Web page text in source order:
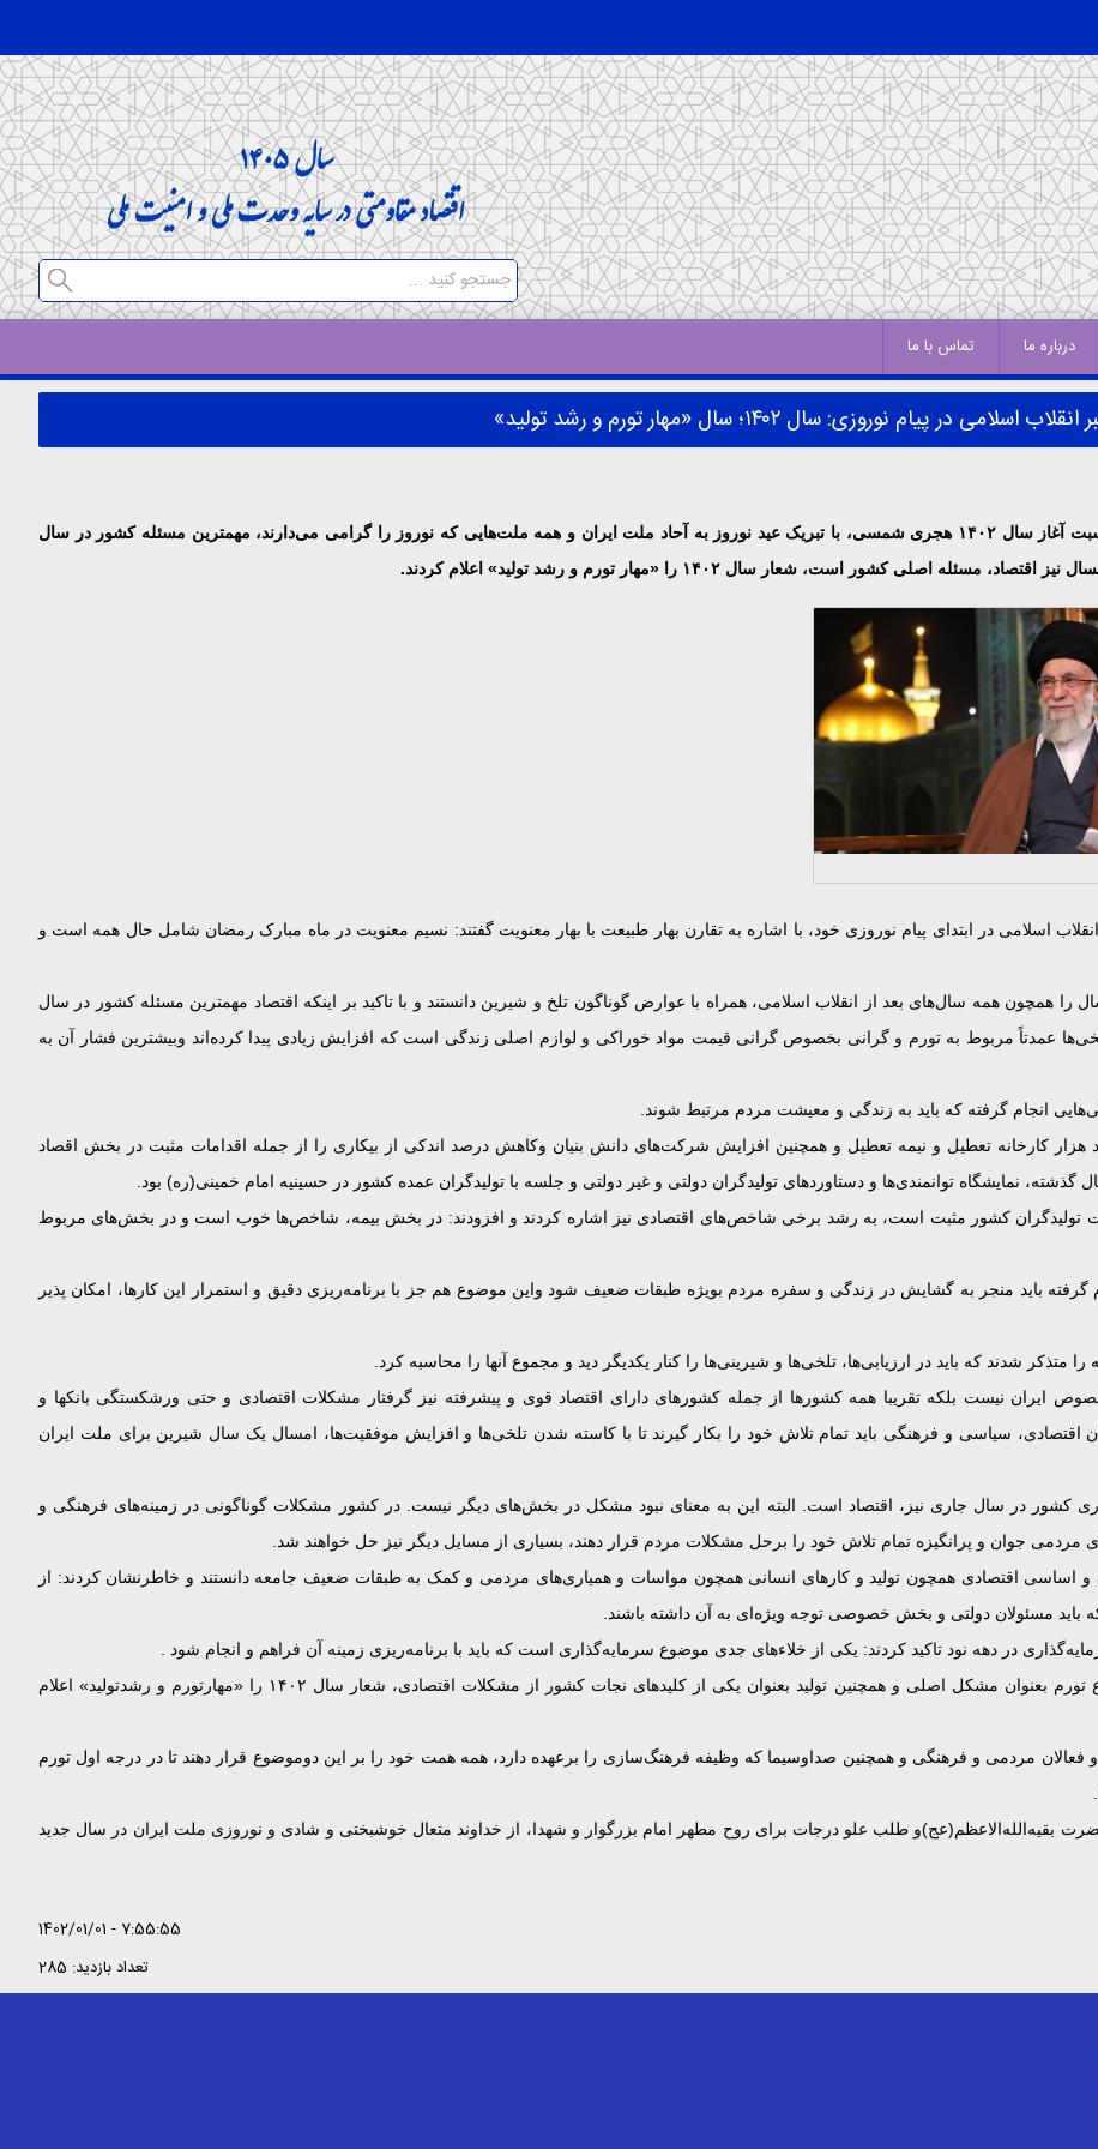
درباره ما تماس با ما
اسلامی در پیام نوروزی: سال ۱۴۰۲؛ سال «مهار تورم و رشد تولید»
حضرت آیت‌الله خامنه‌ای رهبر معظم انقلاب اسلامی در پیامی به‌مناسبت آغاز سال ۱۴۰۲ هجری شمسی، با تبریک عید نوروز به آحاد ملت ایران و همه ملت‌هایی که نوروز را گرامی می‌دارند، مهمترین مسئله کشور در سال
کشور است، شعار سال ۱۴۰۲ را «مهار تورم و رشد تولید» اعلام کردند.
اسلامی در ابتدای پیام نوروزی خود، با اشاره به تقارن بهار طبیعت با بهار معنویت گفتند: نسیم معنویت در ماه مبارک رمضان شامل حال همه است و
خامنه‌ای سپس با مروری کوتاه به سال ۱۴۰۱، این سال را همچون همه سال‌های بعد از انقلاب اسلامی، همراه با عوارض گوناگون تلخ و شیرین دانستند و با تاکید بر اینکه اقتصاد مهمترین مسئله کشور در سال
عمدتاً مربوط به تورم و گرانی بخصوص گرانی قیمت مواد خوراکی و لوازم اصلی زندگی است که افزایش زیادی پیدا کرده‌اند وبیشترین فشار آن به
انجام گرفته که باید به زندگی و معیشت مردم مرتبط شوند.
حمایت از تولید در سال ۱۴۰۱ با راه اندازی چند هزار کارخانه تعطیل و نیمه تعطیل و همچنین افزایش شرکت‌های دانش بنیان وکاهش درصد اندکی از بیکاری را از جمله اقدامات مثبت در بخش اقصاد
نمایشگاه توانمندی‌ها و دستاوردهای تولیدگران دولتی و غیر دولتی و جلسه با تولیدگران عمده کشور در حسینیه امام خمینی(ره) بود.
تولیدگران کشور مثبت است، به رشد برخی شاخص‌های اقتصادی نیز اشاره کردند و افزودند: در بخش بیمه، شاخص‌ها خوب است و در بخش‌های مربوط
گرفته باید منجر به گشایش در زندگی و سفره مردم بویژه طبقات ضعیف شود واین موضوع هم جز با برنامه‌ریزی دقیق و استمرار این کارها، امکان پذیر
متذکر شدند که باید در ارزیابی‌ها، تلخی‌ها و شیرینی‌ها را کنار یکدیگر دید و مجموع آنها را محاسبه کرد.
ایران نیست بلکه تقریبا همه کشورها از جمله کشورهای دارای اقتصاد قوی و پیشرفته نیز گرفتار مشکلات اقتصادی و حتی ورشکستگی بانکها و
اقتصادی، سیاسی و فرهنگی باید تمام تلاش خود را بکار گیرند تا با کاسته شدن تلخی‌ها و افزایش موفقیت‌ها، امسال یک سال شیرین برای ملت ایران
اصلی و محوری کشور در سال جاری نیز، اقتصاد است. البته این به معنای نبود مشکل در بخش‌های دیگر نیست. در کشور مشکلات گوناگونی در زمینه‌های فرهنگی و
جوان و پرانگیزه تمام تلاش خود را برحل مشکلات مردم قرار دهند، بسیاری از مسایل دیگر نیز حل خواهند شد.
و اساسی اقتصادی همچون تولید و کارهای انسانی همچون مواسات و همیاری‌های مردمی و کمک به طبقات ضعیف جامعه دانستند و خاطرنشان کردند: از
مسئولان دولتی و بخش خصوصی توجه ویژه‌ای به آن داشته باشند.
در دهه نود تاکید کردند: یکی از خلاءهای جدی موضوع سرمایه‌گذاری است که باید با برنامه‌ریزی زمینه آن فراهم و انجام شود .
ایشان افزودند: من با در نظر گرفتن همه این جهات بخصوص موضوع تورم بعنوان مشکل اصلی و همچنین تولید بعنوان یکی از کلیدهای نجات کشور از مشکلات اقتصادی، شعار سال ۱۴۰۲ را «مهارتورم و رشدتولید» اعلام
و فعالان مردمی و فرهنگی و همچنین صداوسیما که وظیفه فرهنگ‌سازی را برعهده دارد، همه همت خود را بر این دوموضوع قرار دهند تا در درجه اول تورم
بقیه‌الله‌الاعظم(عج)و طلب علو درجات برای روح مطهر امام بزرگوار و شهدا، از خداوند متعال خوشبختی و شادی و نوروزی ملت ایران در سال جدید
1402/01/01 - 7:55:55
تعداد بازدید: 285